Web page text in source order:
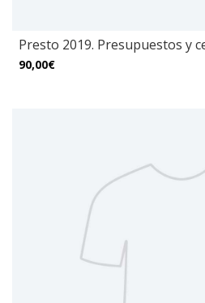
Presto 2019. Presupuestos y
90,00€